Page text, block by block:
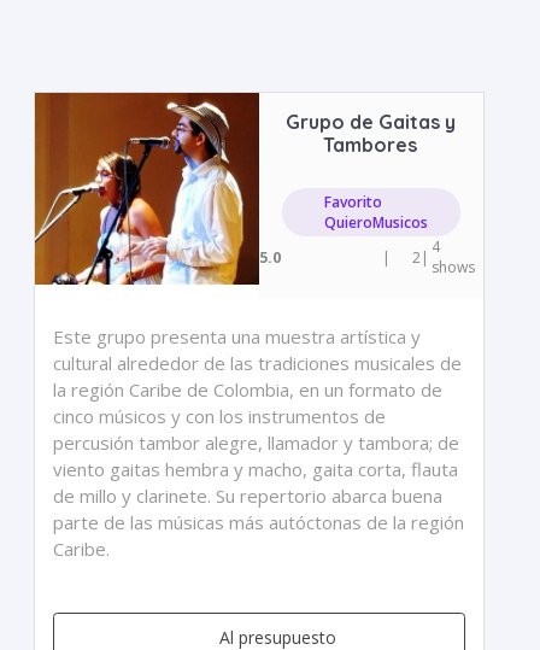
Grupo de Gaitas y
Tambores
Favorito
QuieroMusicos
5.0
| 2| 4
shows
Este grupo presenta una muestra artística y
cultural alrededor de las tradiciones musicales de
la región Caribe de Colombia, en un formato de
cinco músicos y con los instrumentos de
percusión tambor alegre, llamador y tambora; de
viento gaitas hembra y macho, gaita corta, flauta
de millo y clarinete. Su repertorio abarca buena
parte de las músicas más autóctonas de la región
Caribe.
Al presupuesto